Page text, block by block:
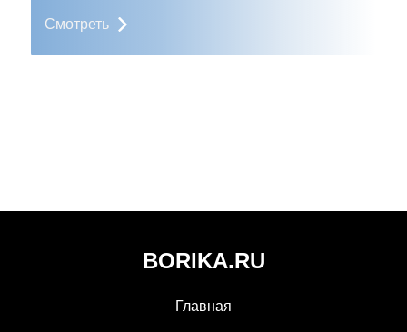
Смотреть
BORIKA.RU
Главная